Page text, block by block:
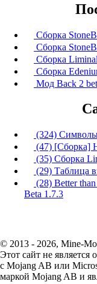
Сборка
Сборка
Сборка
Сборка
Мод Back 2
(324)
(47) [Сборка]
(35) Сборка
(29) Таблица
(28) Better
Beta 1.7.3
© 2013 - 2026, Mine-
Этот сайт не
с Mojang AB или
маркой Mojang AB и